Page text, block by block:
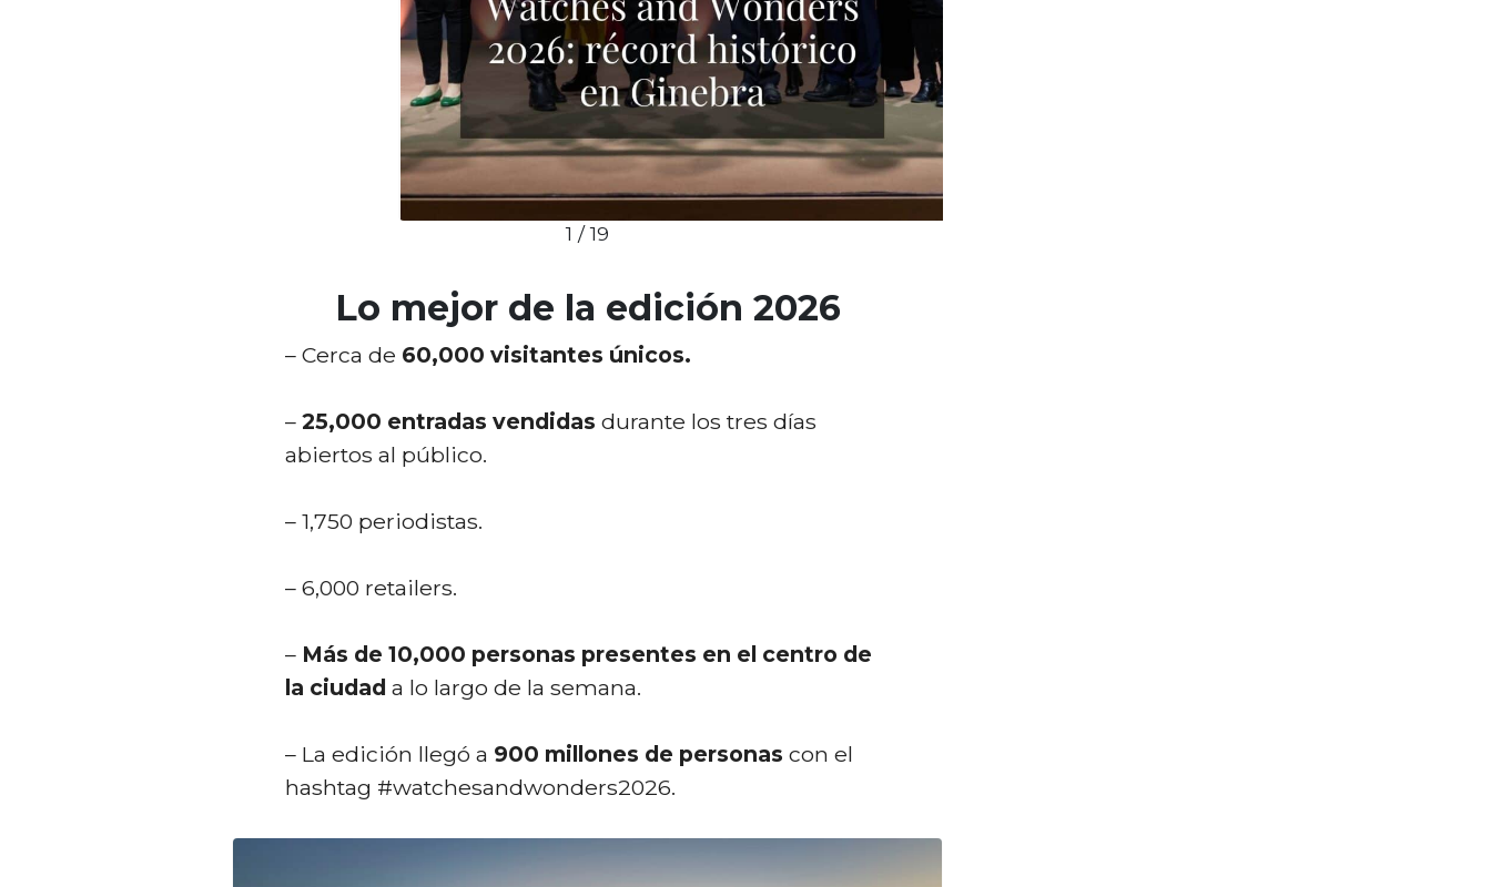
1 / 19
Lo mejor de la edición 2026
– Cerca de 60,000 visitantes únicos.
– 25,000 entradas vendidas durante los tres días
abiertos al público.
– 1,750 periodistas.
– 6,000 retailers.
– Más de 10,000 personas presentes en el centro de
la ciudad a lo largo de la semana.
– La edición llegó a 900 millones de personas con el
hashtag #watchesandwonders2026.